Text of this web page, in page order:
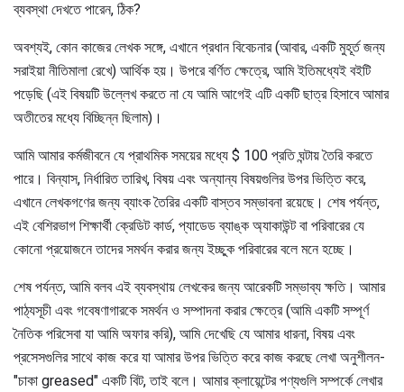
ব্যবস্থা দেখতে পারেন, ঠিক?
অবশ্যই, কোন কাজের লেখক সঙ্গে, এখানে প্রধান বিবেচনার (আবার, একটি মুহূর্ত জন্য
সরাইয়া নীতিমালা রেখে) আর্থিক হয়। উপরে বর্ণিত ক্ষেত্রে, আমি ইতিমধ্যেই বইটি
পড়েছি (এই বিষয়টি উল্লেখ করতে না যে আমি আগেই এটি একটি ছাত্র হিসাবে আমার
অতীতের মধ্যে বিচ্ছিন্ন ছিলাম)।
আমি আমার কর্মজীবনে যে প্রাথমিক সময়ের মধ্যে $ 100 প্রতি ঘন্টায় তৈরি করতে
পারে। বিন্যাস, নির্ধারিত তারিখ, বিষয় এবং অন্যান্য বিষয়গুলির উপর ভিত্তি করে,
এখানে লেখকগণের জন্য ব্যাংক তৈরির একটি বাস্তব সম্ভাবনা রয়েছে। শেষ পর্যন্ত,
এই বেশিরভাগ শিক্ষার্থী ক্রেডিট কার্ড, প্যাডেড ব্যাঙ্ক অ্যাকাউন্ট বা পরিবারের যে
কোনো প্রয়োজনে তাদের সমর্থন করার জন্য ইচ্ছুক পরিবারের বলে মনে হচ্ছে।
শেষ পর্যন্ত, আমি বলব এই ব্যবস্থায় লেখকের জন্য আরেকটি সম্ভাব্য ক্ষতি। আমার
পাঠ্যসূচী এবং গবেষণাগারকে সমর্থন ও সম্পাদনা করার ক্ষেত্রে (আমি একটি সম্পূর্ণ
নৈতিক পরিসেবা যা আমি অফার করি), আমি দেখেছি যে আমার ধারনা, বিষয় এবং
প্রসেসগুলির সাথে কাজ করে যা আমার উপর ভিত্তি করে কাজ করছে লেখা অনুশীলন-
"চাকা greased" একটি বিট, তাই বলে। আমার ক্লায়েন্টের পণ্যগুলি সম্পর্কে লেখার